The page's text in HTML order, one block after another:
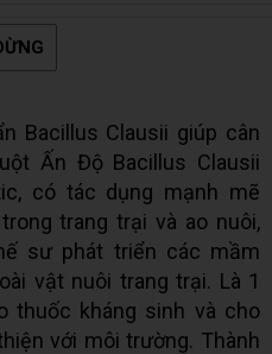
Bacillus Clausii giúp cân
Ấn Độ Bacillus Clausii
có tác dụng mạnh mẽ
trang trại và ao nuôi,
sư phát triển các mầm
vật nuôi trang trại. Là 1
thuốc kháng sinh và cho
với môi trường. Thành